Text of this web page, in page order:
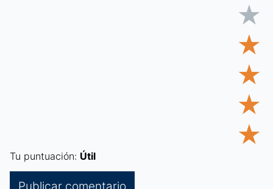
★
★
★
★
★
Tu puntuación: Útil